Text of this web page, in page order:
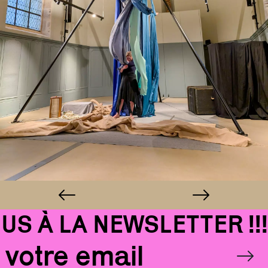
À LA NEWSLETTER !!!
Email